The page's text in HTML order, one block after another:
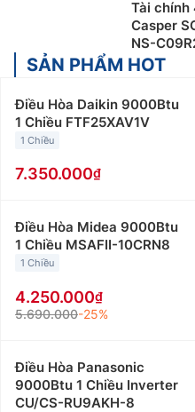
Tài chính
Casper
NS-
SẢN PHẨM HOT
Điều Hòa Daikin 9000Btu
1 Chiều FTF25XAV1V
1 Chiều
7.350.000
Điều Hòa Midea 9000Btu
1 Chiều MSAFII-10CRN8
1 Chiều
4.250.000
5.690.000-25%
Điều Hòa Panasonic
9000Btu 1 Chiều Inverter
CU/CS-RU9AKH-8